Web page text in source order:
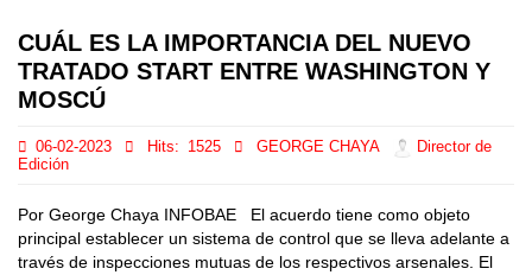
CUÁL ES LA IMPORTANCIA DEL NUEVO
TRATADO START ENTRE WASHINGTON Y
MOSCÚ
06-02-2023 Hits: 1525 GEORGE CHAYA
Director de
Edición
Por George Chaya INFOBAE El acuerdo tiene como objeto
principal establecer un sistema de control que se lleva adelante a
través de inspecciones mutuas de los respectivos arsenales. El